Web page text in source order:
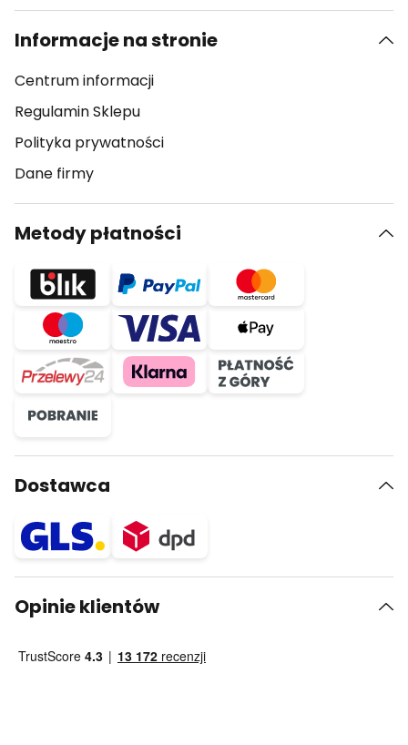
Informacje na stronie
Centrum informacji
Regulamin Sklepu
Polityka prywatności
Dane firmy
Metody płatności
Dostawca
Opinie klientów